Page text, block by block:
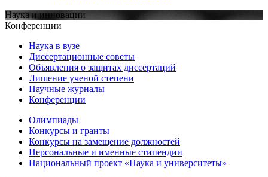
Наука и инновации
Конференции
Наука в вузе
Диссертационные советы
Объявления о защитах диссертаций
Лишение ученой степени
Научные журналы
Конференции
Олимпиады
Конкурсы и гранты
Конкурсы на замещение должностей
Персональные и именные стипендии
Национальный проект «Наука и университеты»